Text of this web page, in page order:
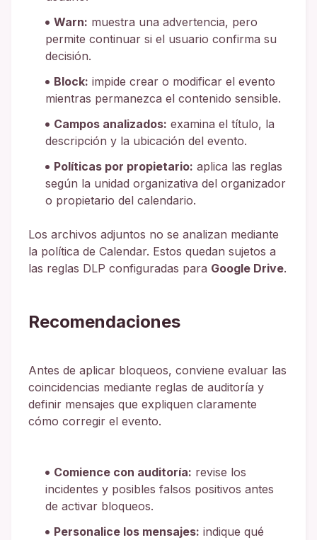
Warn: muestra una advertencia, pero
permite continuar si el usuario confirma su
decisión.
Block: impide crear o modificar el evento
mientras permanezca el contenido sensible.
Campos analizados: examina el título, la
descripción y la ubicación del evento.
Políticas por propietario: aplica las reglas
según la unidad organizativa del organizador
o propietario del calendario.
Los archivos adjuntos no se analizan mediante
la política de Calendar. Estos quedan sujetos a
las reglas DLP configuradas para Google Drive.
Recomendaciones
Antes de aplicar bloqueos, conviene evaluar las
coincidencias mediante reglas de auditoría y
definir mensajes que expliquen claramente
cómo corregir el evento.
Comience con auditoría: revise los
incidentes y posibles falsos positivos antes
de activar bloqueos.
Personalice los mensajes: indique qué